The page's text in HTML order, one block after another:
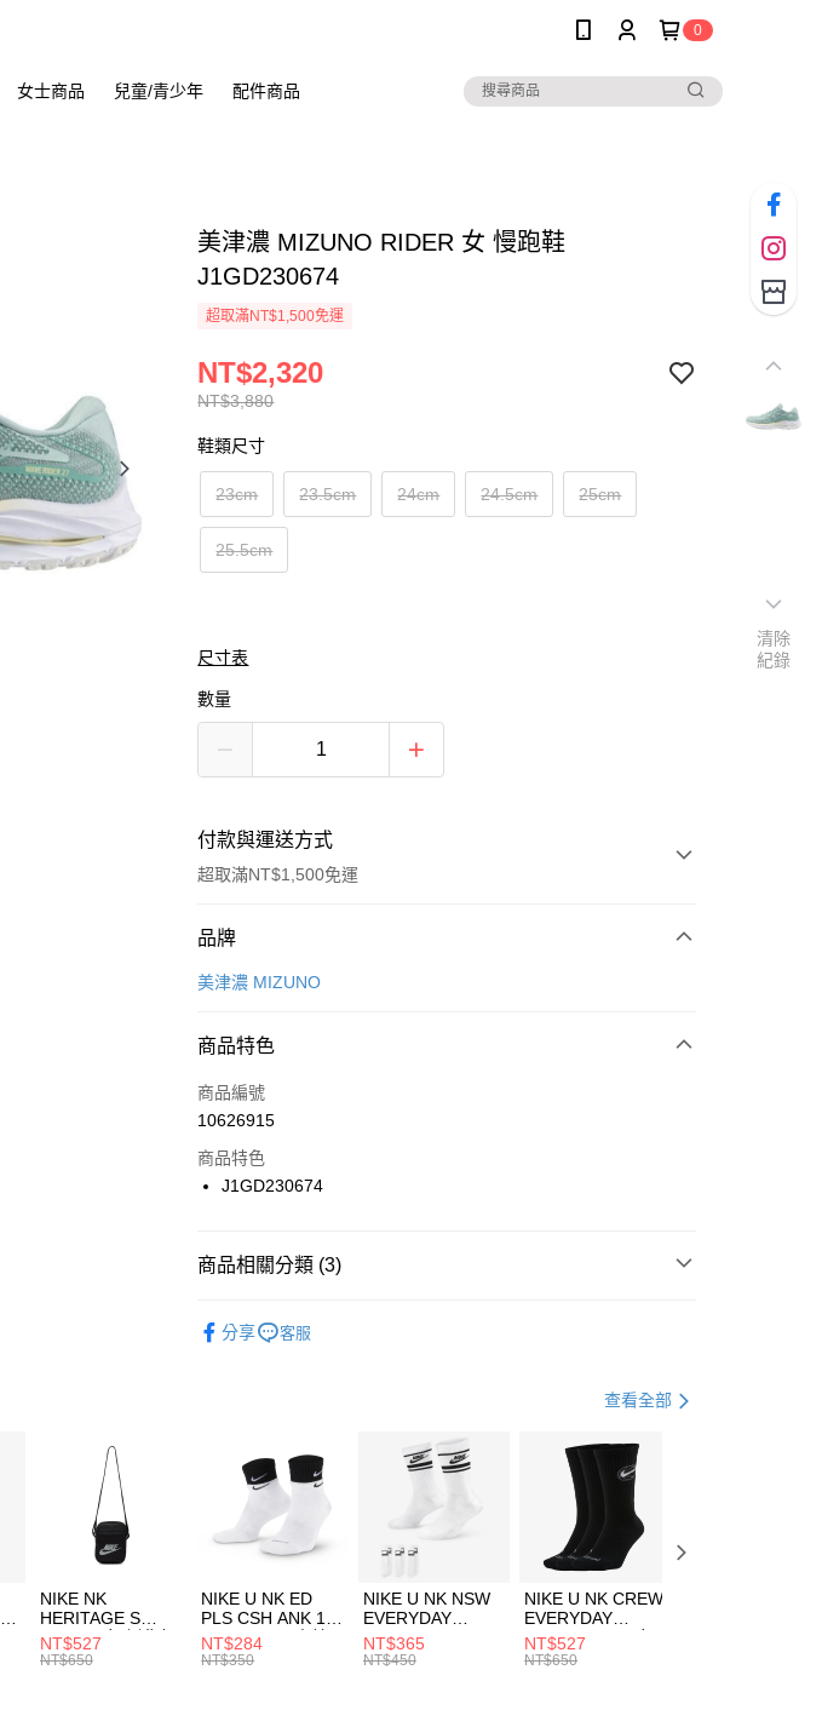
0
女士商品 兒童/青少年 配件商品
美津濃 MIZUNO RIDER 女 慢跑鞋
J1GD230674
超取滿NT$1,500免運
NT$3,880
NT$2,320
鞋類尺寸
23cm 23.5cm 24cm 24.5cm 25cm
25.5cm
尺寸表
數量
付款與運送方式
超取滿NT$1,500免運
付款方式
信用卡一次付款
合作金庫商業銀行
華南商業銀行
上海商業儲蓄銀行
國泰世華商業銀行
聯邦商業銀行
台新國際商業銀行
LINE Pay
Apple Pay
【關於「AFTEE先享後付」】
３．安心：先確認商品／服務後，再付款。
【「AFTEE先享後付」結帳流程】
１．於結帳方式選擇「AFTEE先享後付」後，將跳轉至「AFTEE先享後
付」結帳頁面，進行簡訊認證並確認金額後，即可完成結帳。
２．訂單成立數日內，您將收到繳費通知簡訊。
３．收到繳費通知簡訊後14天內，點擊此簡訊中的連結，可透過四大超商
／ATM／網路銀行／等多元方式進行付款，方視為交易完成。
※ 請注意：結帳手續完成當下不需立刻繳費，但若您需要取消訂單，請聯
絡購買商品的店家。未經商家同意取消之訂單仍視為有效，需透過AFTEE
先享後付繳納相關費用。
每筆NT$100，滿NT$1,500(含以上)免運費
每筆NT$100，滿NT$1,500(含以上)免運費
付款後門市自取
每筆NT$100，滿NT$1,500(含以上)免運費
品牌
美津濃 MIZUNO
商品特色
商品編號
10626915
商品特色
J1GD230674
商品相關分類 (3)
分享 客服
查看全部
NIKE NK
HERITAGE S
SMIT 男女 側背包
BA5871010
NT$527
NT$650
NIKE U NK ED
PLS CSH ANK 1P
144 DBL 男 中統
襪 DH4058104
NT$284
NT$350
NIKE U NK NSW
EVERYDAY
ESSENTIAL CR
男女 短統襪
NT$365
NT$450
NIKE U NK CREW
EVERYDAY
BBALL 3PR 男女
長統襪
NT$527
NT$650
清除
紀錄